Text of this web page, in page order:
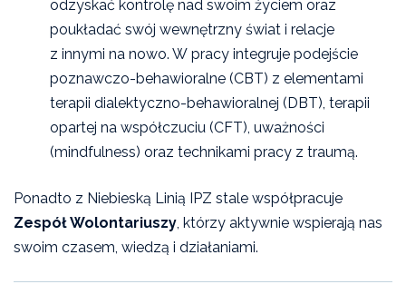
odzyskać kontrolę nad swoim życiem oraz
poukładać swój wewnętrzny świat i relacje
z innymi na nowo. W pracy integruje podejście
poznawczo-behawioralne (CBT) z elementami
terapii dialektyczno-behawioralnej (DBT), terapii
opartej na współczuciu (CFT), uważności
(mindfulness) oraz technikami pracy z traumą.
Ponadto z Niebieską Linią IPZ stale współpracuje
Zespół Wolontariuszy , którzy aktywnie wspierają nas
swoim czasem, wiedzą i działaniami.